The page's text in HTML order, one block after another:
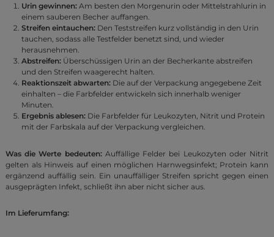
Urin gewinnen:Am besten den Morgenurin oder Mittelstrahlurin in
einem sauberen Becher auffangen.
Streifen eintauchen:Den Teststreifen kurz vollständig in den Urin
tauchen, sodass alle Testfelder benetzt sind, und wieder
herausnehmen.
Abstreifen:Überschüssigen Urin an der Becherkante abstreifen
und den Streifen waagerecht halten.
Reaktionszeit abwarten:Die auf der Verpackung angegebene Zeit
einhalten – die Farbfelder entwickeln sich innerhalb weniger
Minuten.
Ergebnis ablesen:Die Farbfelder für Leukozyten, Nitrit und Protein
mit der Farbskala auf der Verpackung vergleichen.
Was die Werte bedeuten:Auffällige Felder bei Leukozyten oder Nitrit
gelten als Hinweis auf einen möglichen Harnwegsinfekt; Protein kann
ergänzend auffällig sein. Ein unauffälliger Streifen spricht gegen einen
ausgeprägten Infekt, schließt ihn aber nicht sicher aus.
Im Lieferumfang: